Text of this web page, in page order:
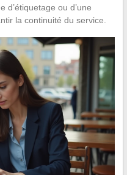
d’étiquetage ou d’une
la continuité du service.